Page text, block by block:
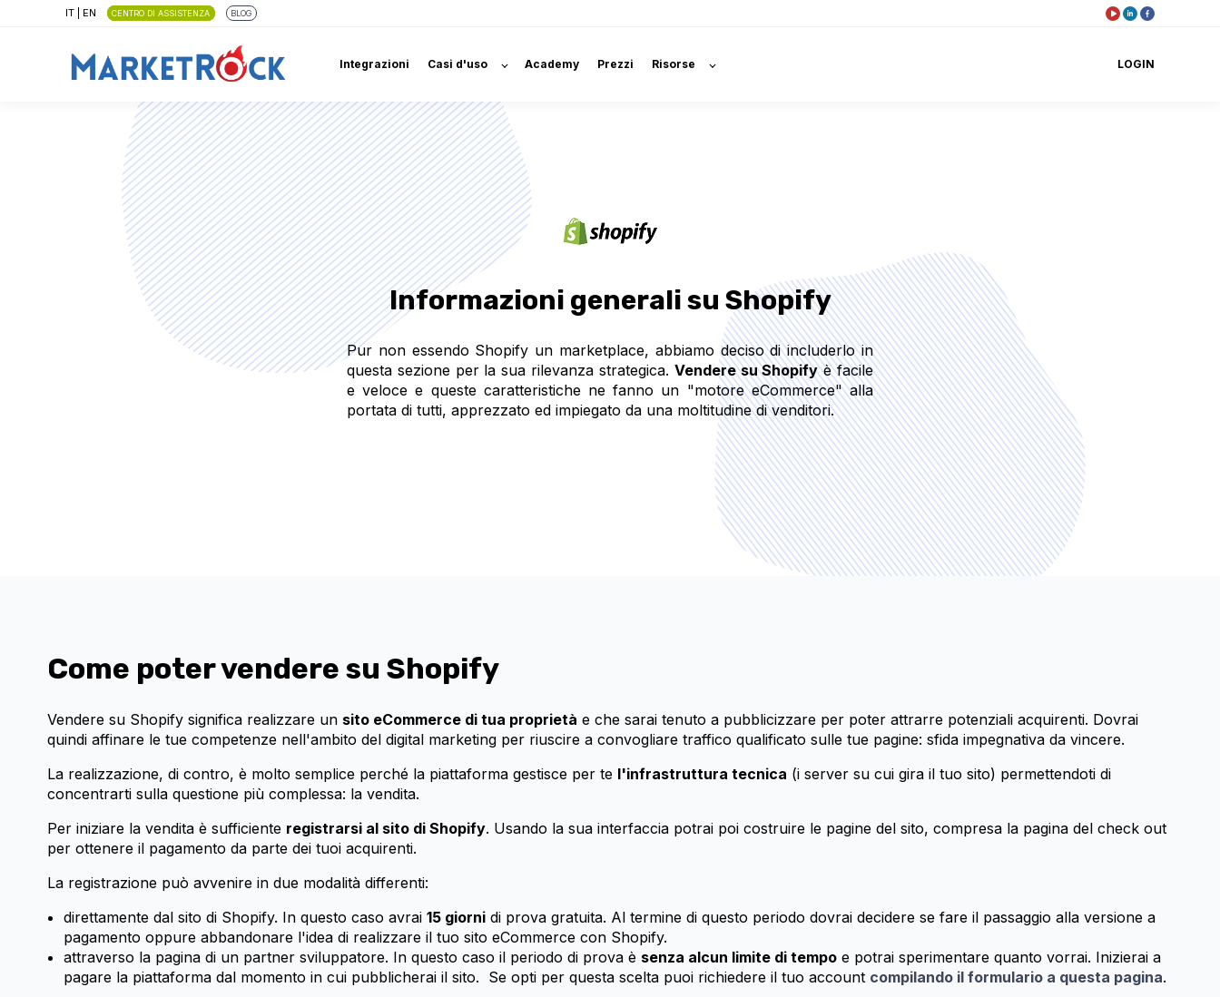
IT EN CENTRO DI ASSISTENZA BLOG
Integrazioni Casi d'uso Academy Prezzi Risorse LOGIN
Informazioni generali su Shopify
Pur non essendo Shopify un marketplace, abbiamo deciso di includerlo in
questa sezione per la sua rilevanza strategica. Vendere su Shopifyè facile
e veloce e queste caratteristiche ne fanno un "motore eCommerce" alla
portata di tutti, apprezzato ed impiegato da una moltitudine di venditori.
Come potervendere su Shopify
Vendere su Shopify significa realizzare un sito eCommerce di tua proprietà e che sarai tenuto a pubblicizzare per poter attrarre potenziali acquirenti. Dovrai
quindi affinare le tue competenze nell'ambito del digital marketing per riuscire a convogliare traffico qualificato sulle tue pagine: sfida impegnativa da vincere.
La realizzazione, di contro, è molto semplice perché la piattaforma gestisce per te l'infrastruttura tecnica (i server su cui gira il tuo sito) permettendoti di
concentrarti sulla questione più complessa: la vendita.
Per iniziare la vendita è sufficiente registrarsi al sito di Shopify. Usando la sua interfaccia potrai poi costruire le pagine del sito, compresa la pagina del check out
per ottenere il pagamento da parte dei tuoi acquirenti.
La registrazione può avvenire in due modalità differenti:
direttamente dal sito di Shopify. In questo caso avrai 15 giornidi prova gratuita. Al termine di questo periodo dovrai decidere se fare il passaggio alla versione a
pagamento oppure abbandonare l'idea di realizzare il tuo sito eCommerce con Shopify.
attraverso la pagina di un partner sviluppatore. In questo caso il periodo di prova è senza alcun limite di tempoe potrai sperimentare quanto vorrai. Inizierai a
pagare la piattaforma dal momento in cui pubblicherai il sito. Se opti per questa scelta puoi richiedere il tuo account compilando il formulario a questa pagina.